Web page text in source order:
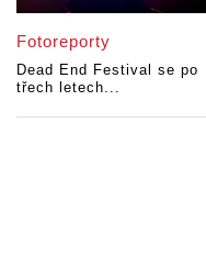
Fotoreporty
Dead End Festival se po
třech letech...